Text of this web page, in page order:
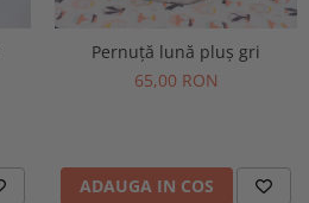
Pernuță lună pluș gri
65,00 RON
ADAUGA IN COS